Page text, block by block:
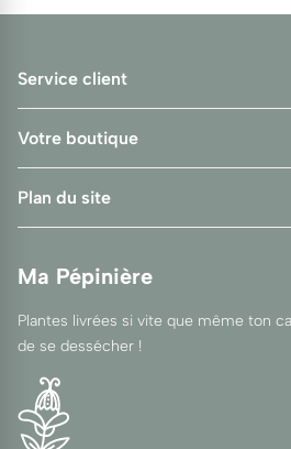
Service client
Votre boutique
Plan du site
Ma Pépinière
Plantes livrées si vite que même ton
de se dessécher !